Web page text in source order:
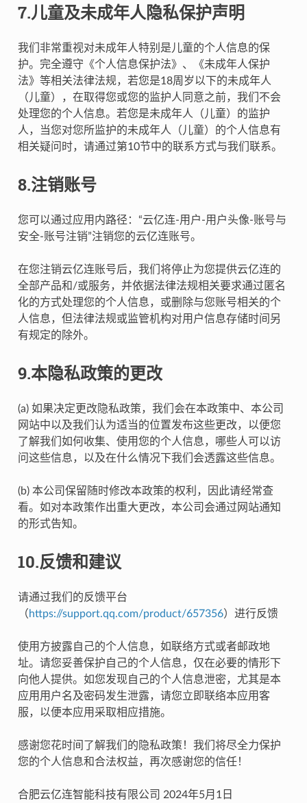
7.儿童及未成年人隐私保护声明
我们非常重视对未成年人特别是儿童的个人信息的保
护。完全遵守《个人信息保护法》、《未成年人保护
法》等相关法律法规，若您是18周岁以下的未成年人
（儿童），在取得您或您的监护人同意之前，我们不会
处理您的个人信息。若您是未成年人（儿童）的监护
人，当您对您所监护的未成年人（儿童）的个人信息有
相关疑问时，请通过第10节中的联系方式与我们联系。
8.注销账号
您可以通过应用内路径：“云亿连-用户-用户头像-账号与
安全-账号注销”注销您的云亿连账号。
在您注销云亿连账号后，我们将停止为您提供云亿连的
全部产品和/或服务，并依据法律法规相关要求通过匿名
化的方式处理您的个人信息，或删除与您账号相关的个
人信息，但法律法规或监管机构对用户信息存储时间另
有规定的除外。
9.本隐私政策的更改
(a) 如果决定更改隐私政策，我们会在本政策中、本公司
网站中以及我们认为适当的位置发布这些更改，以便您
了解我们如何收集、使用您的个人信息，哪些人可以访
问这些信息，以及在什么情况下我们会透露这些信息。
(b) 本公司保留随时修改本政策的权利，因此请经常查
看。如对本政策作出重大更改，本公司会通过网站通知
的形式告知。
10.反馈和建议
请通过我们的反馈平台
（ https://support.qq.com/product/657356）进行反馈
使用方披露自己的个人信息，如联络方式或者邮政地
址。请您妥善保护自己的个人信息，仅在必要的情形下
向他人提供。如您发现自己的个人信息泄密，尤其是本
应用用户名及密码发生泄露，请您立即联络本应用客
服，以便本应用采取相应措施。
感谢您花时间了解我们的隐私政策！我们将尽全力保护
您的个人信息和合法权益，再次感谢您的信任！
合肥云亿连智能科技有限公司 2024年5月1日